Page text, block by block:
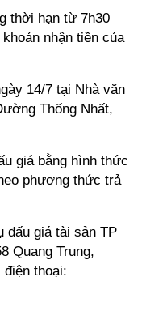
thời hạn từ 7h30
nhận tiền của
14/7 tại Nhà văn
Thống Nhất,
giá bằng hình thức
phương thức trả
đấu giá tài sản TP
Quang Trung,
thoại: